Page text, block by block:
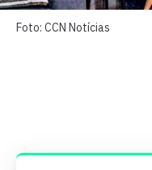
Foto: CCN Notícias